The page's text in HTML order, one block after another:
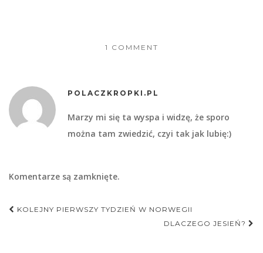
1 COMMENT
POLACZKROPKI.PL
Marzy mi się ta wyspa i widzę, że sporo
można tam zwiedzić, czyi tak jak lubię:)
Komentarze są zamknięte.
Nawigacja
KOLEJNY PIERWSZY TYDZIEŃ W NORWEGII
DLACZEGO JESIEŃ?